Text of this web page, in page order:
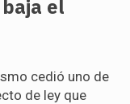
el
cedió uno de
de ley que